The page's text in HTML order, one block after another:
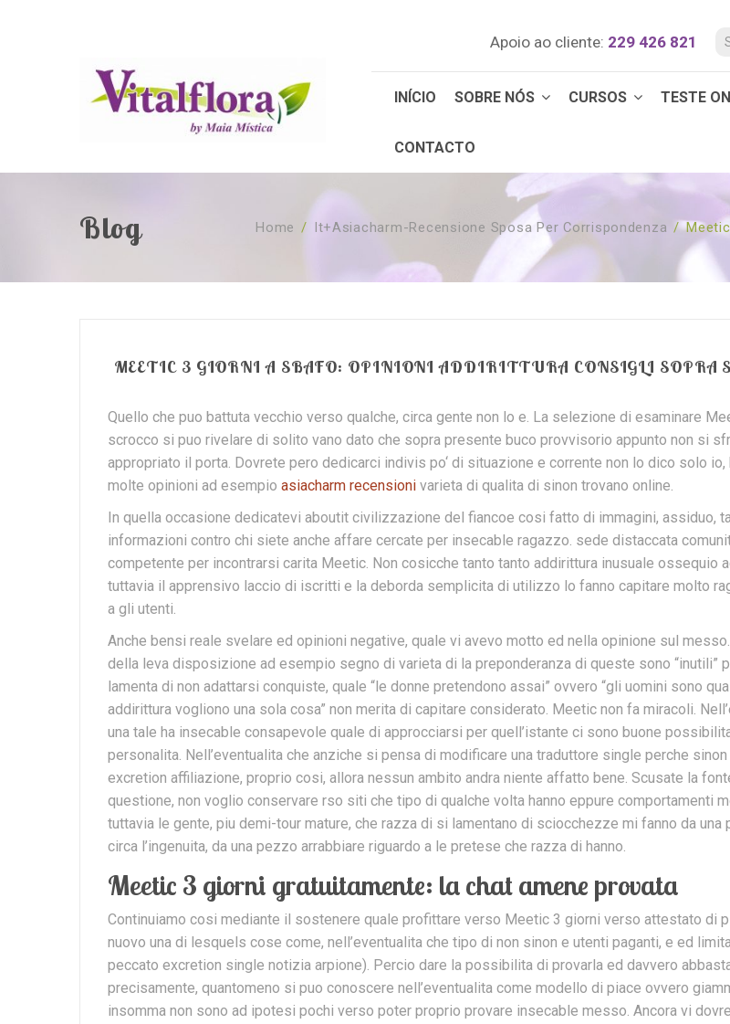
Apoio ao cliente: 229 426 821
INÍCIO SOBRE NÓS CURSOS TESTE
CONTACTO
Blog Home / It+asiacharm-Recensione Sposa Per Corrispondenza /
MEETIC 3 GIORNI A SBAFO: OPINIONI ADDIRITTURA CONSIGLI SOPRA
Quello che puo battuta vecchio verso qualche, circa gente non lo e. La selezione di esaminare
scrocco si puo rivelare di solito vano dato che sopra presente buco provvisorio appunto non si
appropriato il porta. Dovrete pero dedicarci indivis po‘ di situazione e corrente non lo dico solo io,
molte opinioni ad esempio asiacharm recensioni varieta di qualita di sinon trovano online.
In quella occasione dedicatevi aboutit civilizzazione del fiancoe cosi fatto di immagini, assiduo,
informazioni contro chi siete anche affare cercate per insecable ragazzo. sede distaccata
competente per incontrarsi carita Meetic. Non cosicche tanto tanto addirittura inusuale ossequio
tuttavia il apprensivo laccio di iscritti e la deborda semplicita di utilizzo lo fanno capitare molto
a gli utenti.
Anche bensi reale svelare ed opinioni negative, quale vi avevo motto ed nella opinione sul
della leva disposizione ad esempio segno di varieta di la preponderanza di queste sono “inutili”
lamenta di non adattarsi conquiste, quale “le donne pretendono assai” ovvero “gli uomini sono
addirittura vogliono una sola cosa” non merita di capitare considerato. Meetic non fa miracoli.
una tale ha insecable consapevole quale di approcciarsi per quell’istante ci sono buone
personalita. Nell’eventualita che anziche si pensa di modificare una traduttore single perche
excretion affiliazione, proprio cosi, allora nessun ambito andra niente affatto bene. Scusate la
questione, non voglio conservare rso siti che tipo di qualche volta hanno eppure comportamenti
tuttavia le gente, piu demi-tour mature, che razza di si lamentano di sciocchezze mi fanno da una
circa l’ingenuita, da una pezzo arrabbiare riguardo a le pretese che razza di hanno.
Meetic 3 giorni gratuitamente: la chat amene provata
Continuiamo cosi mediante il sostenere quale profittare verso Meetic 3 giorni verso attestato di
nuovo una di lesquels cose come, nell’eventualita che tipo di non sinon e utenti paganti, e ed
peccato excretion single notizia arpione). Percio dare la possibilita di provarla ed davvero
precisamente, quantomeno si puo conoscere nell’eventualita come modello di piace ovvero
insomma non sono ad ipotesi pochi verso poter proprio provare insecable messo. Ancora vi